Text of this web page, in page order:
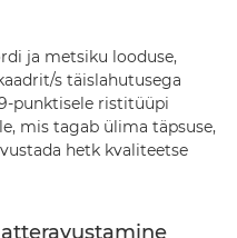
ja metsiku looduse,
s täislahutusega
punktisele ristitüüpi
mis tagab ülima täpsuse,
hetk kvaliteetse